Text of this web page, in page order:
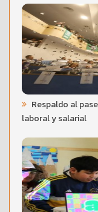
Respaldo al
laboral y salarial